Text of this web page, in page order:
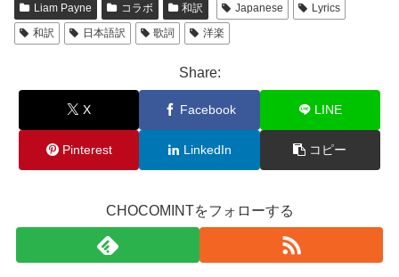
Liam Payne コラボ 和訳 Japanese
Lyrics
和訳
日本語訳 歌詞 洋楽
Share:
X Facebook LINE
Pinterest LinkedIn コピー
CHOCOMINTをフォローする